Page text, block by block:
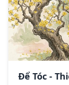
Để Tóc -